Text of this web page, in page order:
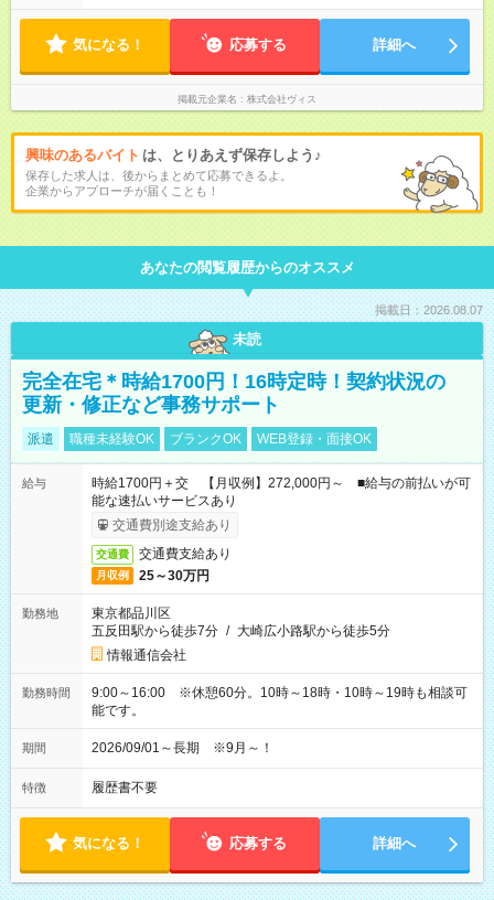
気になる！ 応募する 詳細へ
掲載元企業名 株式会社ヴィス
興味のあるバイト は、とりあえず保存しよう♪
保存した求人は、後からまとめて応募できるよ。
企業からアプローチが届くことも！
あなたの閲覧履歴からのオススメ
掲載日：2026.08.07
未読
完全在宅＊時給1700円！16時定時！契約状況の
更新・修正など事務サポート
派遣 職種未経験OK ブランクOK WEB登録・面接OK
給与
時給1700円＋交 【月収例】272,000円～ ■給与の前払いが可
能な速払いサービスあり
交通費別途支給あり
交通費 交通費支給あり
月収例 25～30万円
勤務地
東京都品川区
五反田駅から徒歩7分 / 大崎広小路駅から徒歩5分
情報通信会社
勤務時間
9:00～16:00 ※休憩60分。10時～18時・10時～19時も相談可
能です。
期間 2026/09/01～長期 ※9月～！
特徴 履歴書不要
気になる！ 応募する 詳細へ